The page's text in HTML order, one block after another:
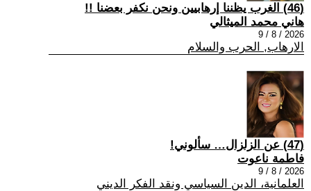
(46) الغرب يظننا إرهابيين ونحن نكفر بعضنا !!
هاني محمد الميثالي
2026 / 8 / 9
الارهاب, الحرب والسلام
(47) عن الزلزال… سألوني!
فاطمة ناعوت
2026 / 8 / 9
العلمانية، الدين السياسي ونقد الفكر الديني